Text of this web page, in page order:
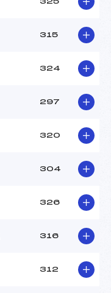
325
315
324
297
320
304
326
316
312